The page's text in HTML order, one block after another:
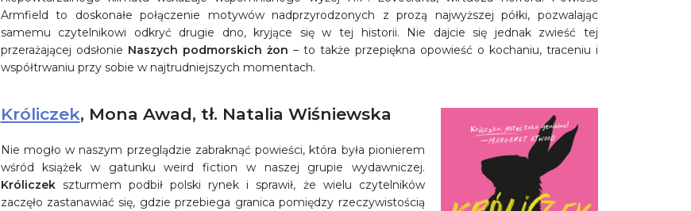
Armfield to doskonałe połączenie motywów nadprzyrodzonych z prozą najwyższej półki, pozwalając
samemu czytelnikowi odkryć drugie dno, kryjące się w tej historii. Nie dajcie się jednak zwieść tej
przerażającej odsłonie Naszych podmorskich żon – to także przepiękna opowieść o kochaniu, traceniu i
współtrwaniu przy sobie w najtrudniejszych momentach.
Króliczek, Mona Awad, tł. Natalia Wiśniewska
Nie mogło w naszym przeglądzie zabraknąć powieści, która była pionierem
wśród książek w gatunku weird fiction w naszej grupie wydawniczej.
Króliczekszturmem podbił polski rynek i sprawił, że wielu czytelników
zaczęło zastanawiać się, gdzie przebiega granica pomiędzy rzeczywistością